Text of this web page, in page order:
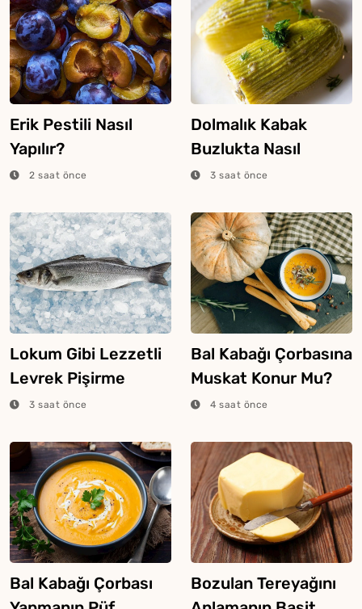
Erik Pestili Nasıl
Yapılır?
2 saat önce
Dolmalık Kabak
Buzlukta Nasıl
Saklanır?
3 saat önce
Lokum Gibi Lezzetli
Levrek Pişirme
Tüyosu
3 saat önce
Bal Kabağı Çorbasına
Muskat Konur Mu?
4 saat önce
Bal Kabağı Çorbası
Bozulan Tereyağını